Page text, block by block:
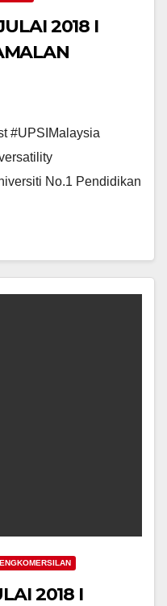
#UPSIMalaysia
No.1 Pendidikan